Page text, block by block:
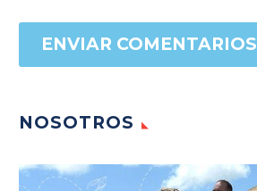
ENVIAR COMENTARIOS
NOSOTROS